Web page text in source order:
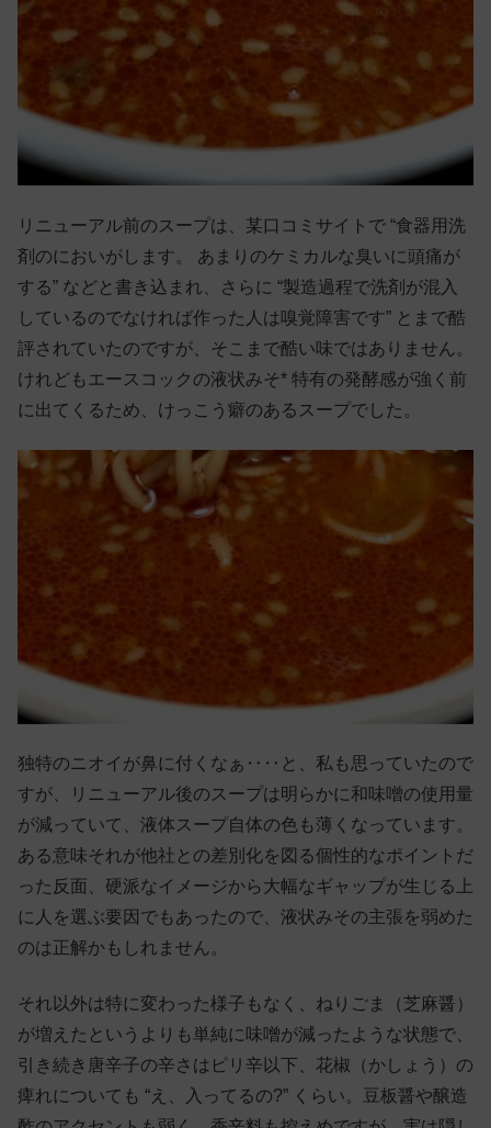
リニューアル前のスープは、某口コミサイトで “食器用洗
剤のにおいがします。 あまりのケミカルな臭いに頭痛が
する” などと書き込まれ、さらに “製造過程で洗剤が混入
しているのでなければ作った人は嗅覚障害です” とまで酷
評されていたのですが、そこまで酷い味ではありません。
けれどもエースコックの液状みそ* 特有の発酵感が強く前
に出てくるため、けっこう癖のあるスープでした。
独特のニオイが鼻に付くなぁ‥‥と、私も思っていたので
すが、リニューアル後のスープは明らかに和味噌の使用量
が減っていて、液体スープ自体の色も薄くなっています。
ある意味それが他社との差別化を図る個性的なポイントだ
った反面、硬派なイメージから大幅なギャップが生じる上
に人を選ぶ要因でもあったので、液状みその主張を弱めた
のは正解かもしれません。
それ以外は特に変わった様子もなく、ねりごま（芝麻醤）
が増えたというよりも単純に味噌が減ったような状態で、
引き続き唐辛子の辛さはピリ辛以下、花椒（かしょう）の
痺れについても “え、入ってるの?” くらい。豆板醤や醸造